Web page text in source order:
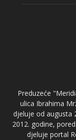
Preduzeće
ulica Ibrahima
djeluje od augusta
2012. godine,
djeluje portal